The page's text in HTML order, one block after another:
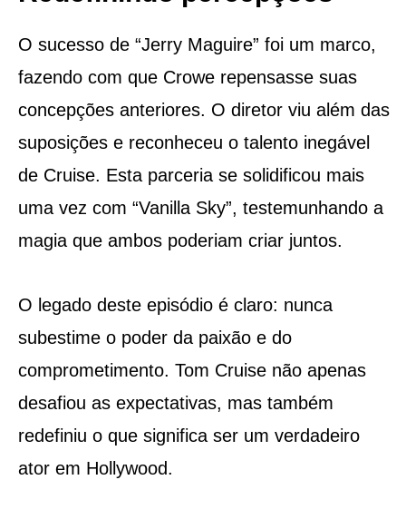
O sucesso de “Jerry Maguire” foi um marco,
fazendo com que Crowe repensasse suas
concepções anteriores. O diretor viu além das
suposições e reconheceu o talento inegável
de Cruise. Esta parceria se solidificou mais
uma vez com “Vanilla Sky”, testemunhando a
magia que ambos poderiam criar juntos.
O legado deste episódio é claro: nunca
subestime o poder da paixão e do
comprometimento. Tom Cruise não apenas
desafiou as expectativas, mas também
redefiniu o que significa ser um verdadeiro
ator em Hollywood.